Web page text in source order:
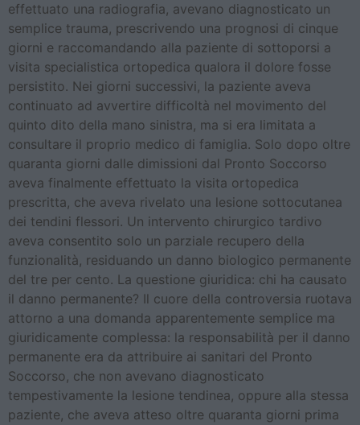
effettuato una radiografia, avevano diagnosticato un
semplice trauma, prescrivendo una prognosi di cinque
giorni e raccomandando alla paziente di sottoporsi a
visita specialistica ortopedica qualora il dolore fosse
persistito. Nei giorni successivi, la paziente aveva
continuato ad avvertire difficoltà nel movimento del
quinto dito della mano sinistra, ma si era limitata a
consultare il proprio medico di famiglia. Solo dopo oltre
quaranta giorni dalle dimissioni dal Pronto Soccorso
aveva finalmente effettuato la visita ortopedica
prescritta, che aveva rivelato una lesione sottocutanea
dei tendini flessori. Un intervento chirurgico tardivo
aveva consentito solo un parziale recupero della
funzionalità, residuando un danno biologico permanente
del tre per cento. La questione giuridica: chi ha causato
il danno permanente? Il cuore della controversia ruotava
attorno a una domanda apparentemente semplice ma
giuridicamente complessa: la responsabilità per il danno
permanente era da attribuire ai sanitari del Pronto
Soccorso, che non avevano diagnosticato
tempestivamente la lesione tendinea, oppure alla stessa
paziente, che aveva atteso oltre quaranta giorni prima